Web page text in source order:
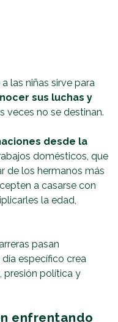
las niñas sirve para
sus luchas y
veces no se destinan.
desde la
domésticos, que
de los hermanos más
a casarse con
la edad,
pasan
específico crea
presión política y
enfrentando